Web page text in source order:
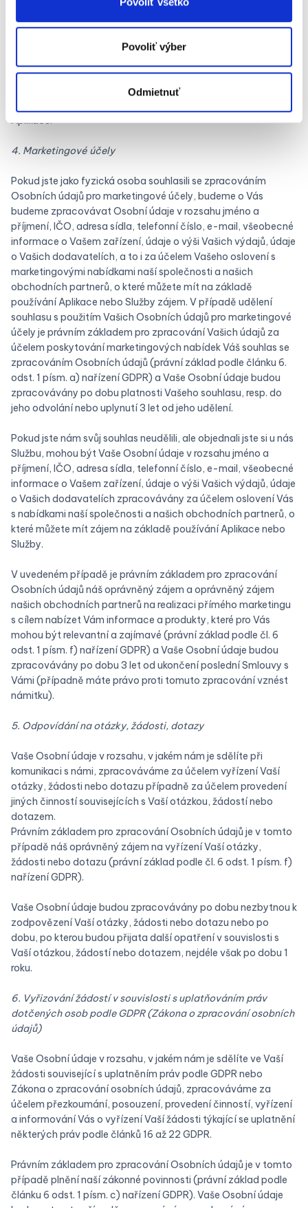
Povoliť výber
Odmietnuť
Aplikace a Služby, optimalizaci funkcí aplikace, jakož i zájem
na zlepšení úrovně poskytovaných Služeb (právní základ
Vaše Osobní údaje získané za tímto účelem budou
Aplikace.
4. Marketingové účely
Pokud jste jako fyzická osoba souhlasili se zpracováním
Osobních údajů pro marketingové účely, budeme o Vás
budeme zpracovávat Osobní údaje v rozsahu jméno a
příjmení, IČO, adresa sídla, telefonní číslo, e-mail, všeobecné
informace o Vašem zařízení, údaje o výši Vašich výdajů, údaje
o Vašich dodavatelích, a to i za účelem Vašeho oslovení s
marketingovými nabídkami naší společnosti a našich
obchodních partnerů, o které můžete mít na základě
používání Aplikace nebo Služby zájem. V případě udělení
souhlasu s použitím Vašich Osobních údajů pro marketingové
účely je právním základem pro zpracování Vašich údajů za
účelem poskytování marketingových nabídek Váš souhlas se
zpracováním Osobních údajů (právní základ podle článku 6.
odst. 1 písm. a) nařízení GDPR) a Vaše Osobní údaje budou
zpracovávány po dobu platnosti Vašeho souhlasu, resp. do
jeho odvolání nebo uplynutí 3 let od jeho udělení.
Pokud jste nám svůj souhlas neudělili, ale objednali jste si u nás
Službu, mohou být Vaše Osobní údaje v rozsahu jméno a
příjmení, IČO, adresa sídla, telefonní číslo, e-mail, všeobecné
informace o Vašem zařízení, údaje o výši Vašich výdajů, údaje
o Vašich dodavatelích zpracovávány za účelem oslovení Vás
s nabídkami naší společnosti a našich obchodních partnerů, o
které můžete mít zájem na základě používání Aplikace nebo
Služby.
V uvedeném případě je právním základem pro zpracování
Osobních údajů náš oprávněný zájem a oprávněný zájem
našich obchodních partnerů na realizaci přímého marketingu
s cílem nabízet Vám informace a produkty, které pro Vás
mohou být relevantní a zajímavé (právní základ podle čl. 6
odst. 1 písm. f) nařízení GDPR) a Vaše Osobní údaje budou
zpracovávány po dobu 3 let od ukončení poslední Smlouvy s
Vámi (případně máte právo proti tomuto zpracování vznést
námitku).
5. Odpovídání na otázky, žádosti, dotazy
Vaše Osobní údaje v rozsahu, v jakém nám je sdělíte při
komunikaci s námi, zpracováváme za účelem vyřízení Vaší
otázky, žádosti nebo dotazu případně za účelem provedení
jiných činností souvisejících s Vaší otázkou, žádostí nebo
dotazem.
Právním základem pro zpracování Osobních údajů je v tomto
případě náš oprávněný zájem na vyřízení Vaší otázky,
žádosti nebo dotazu (právní základ podle čl. 6 odst. 1 písm. f)
nařízení GDPR).
Vaše Osobní údaje budou zpracovávány po dobu nezbytnou k
zodpovězení Vaší otázky, žádosti nebo dotazu nebo po
dobu, po kterou budou přijata další opatření v souvislosti s
Vaší otázkou, žádostí nebo dotazem, nejdéle však po dobu 1
roku.
6. Vyřizování žádostí v souvislosti s uplatňováním práv
dotčených osob podle GDPR (Zákona o zpracování osobních
údajů)
Vaše Osobní údaje v rozsahu, v jakém nám je sdělíte ve Vaší
žádosti související s uplatněním práv podle GDPR nebo
Zákona o zpracování osobních údajů, zpracováváme za
účelem přezkoumání, posouzení, provedení činností, vyřízení
a informování Vás o vyřízení Vaší žádosti týkající se uplatnění
některých práv podle článků 16 až 22 GDPR.
Právním základem pro zpracování Osobních údajů je v tomto
případě plnění naší zákonné povinnosti (právní základ podle
článku 6 odst. 1 písm. c) nařízení GDPR). Vaše Osobní údaje